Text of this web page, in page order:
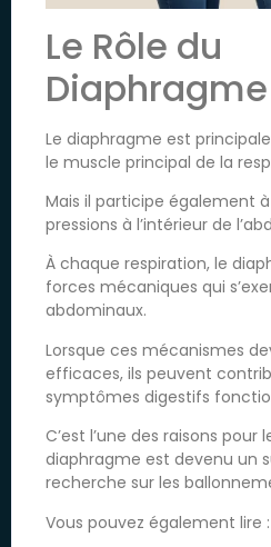
Le Rôle du
Diaphragme
Le diaphragme est
le muscle principal de la
Mais il participe également
pressions à l’intérieur de
À chaque respiration, le
forces mécaniques qui
abdominaux.
Lorsque ces mécanismes
efficaces, ils peuvent
symptômes digestifs
C’est l’une des raisons pour
diaphragme est devenu un
recherche sur les
Vous pouvez également lire :